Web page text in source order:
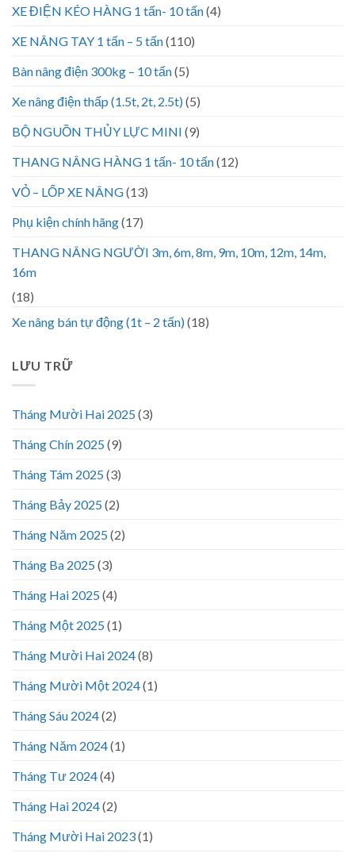
XE ĐIỆN KÉO HÀNG 1 tấn- 10 tấn(4)
XE NÂNG TAY 1 tấn – 5 tấn(110)
Bàn nâng điện 300kg – 10 tấn(5)
Xe nâng điện thấp (1.5t, 2t, 2.5t)(5)
BỘ NGUỒN THỦY LỰC MINI (9)
THANG NÂNG HÀNG 1 tấn- 10 tấn(12)
VỎ – LỐP XE NÂNG(13)
Phụ kiện chính hãng(17)
THANG NÂNG NGƯỜI 3m, 6m, 8m, 9m, 10m, 12m, 14m,
16m
(18)
Xe nâng bán tự động (1t – 2 tấn)(18)
LƯU TRỮ
Tháng Mười Hai 2025(3)
Tháng Chín 2025(9)
Tháng Tám 2025(3)
Tháng Bảy 2025(2)
Tháng Năm 2025(2)
Tháng Ba 2025(3)
Tháng Hai 2025(4)
Tháng Một 2025(1)
Tháng Mười Hai 2024(8)
Tháng Mười Một 2024(1)
Tháng Sáu 2024(2)
Tháng Năm 2024(1)
Tháng Tư 2024(4)
Tháng Hai 2024(2)
Tháng Mười Hai 2023(1)